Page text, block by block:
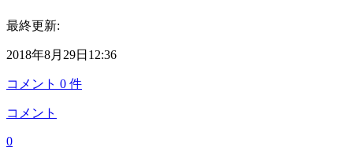
最終更新:
2018年8月29日12:36
コメント 0 件
コメント
0